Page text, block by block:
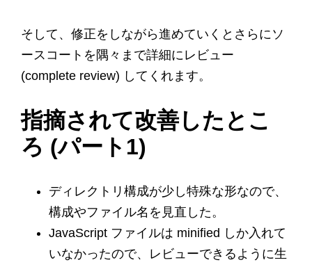
そして、修正をしながら進めていくとさらにソ
ースコートを隅々まで詳細にレビュー
(complete review) してくれます。
指摘されて改善したとこ
ろ (パート1)
ディレクトリ構成が少し特殊な形なので、
構成やファイル名を見直した。
JavaScript ファイルは minified しか入れて
いなかったので、レビューできるように生